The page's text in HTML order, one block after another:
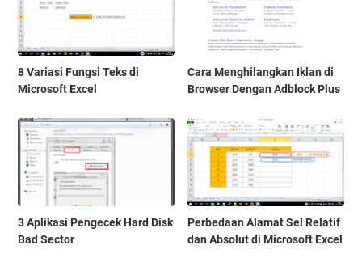
8 Variasi Fungsi Teks di
Microsoft Excel
Cara Menghilangkan Iklan di
Browser Dengan Adblock Plus
3 Aplikasi Pengecek Hard Disk
Bad Sector
Perbedaan Alamat Sel Relatif
dan Absolut di Microsoft Excel